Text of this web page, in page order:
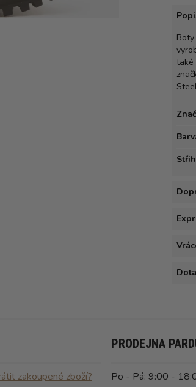
také
zakoupené zboží?
PRODEJNA
Po - Pá: 9:00 -